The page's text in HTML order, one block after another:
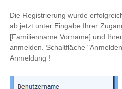
Die Registrierung wurde
ab jetzt unter Eingabe Ihrer
[Familienname.Vorname] und
anmelden. Schaltfläche
Anmeldung !